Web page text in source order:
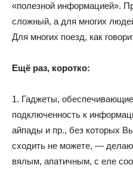
«полезной информацией».
сложный, а для многих
Для многих поезд, как
Ещё раз, коротко:
1. Гаджеты,
подключенность к
айпады и пр., без которых
сходить не можете, —
вялым, апатичным, с еле